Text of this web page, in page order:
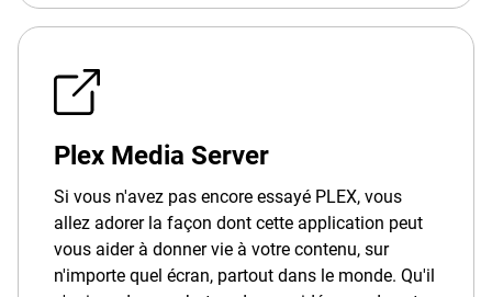
Plex Media Server
Si vous n'avez pas encore essayé PLEX, vous
allez adorer la façon dont cette application peut
vous aider à donner vie à votre contenu, sur
n'importe quel écran, partout dans le monde. Qu'il